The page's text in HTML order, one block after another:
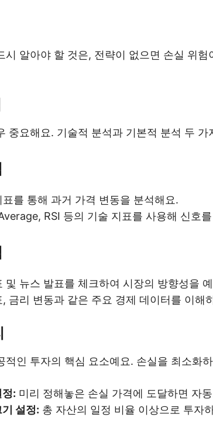
시 알아야 할 것은, 전략이 없으면 손실 위
중요해요. 기술적 분석과 기본적 분석 두 가
표를 통해 과거 가격 변동을 분석해요.
RSI 등의 기술 지표를 사용해 신호
및 뉴스 발표를 체크하여 시장의 방향성을
, 금리 변동과 같은 주요 경제 데이터를 이해
적인 투자의 핵심 요소예요. 손실을 최소화
: 미리 정해놓은 손실 가격에 도달하면 자
설정: 총 자산의 일정 비율 이상으로 투자